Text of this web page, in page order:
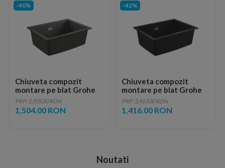
-40%
Chiuveta compozit
montare pe blat Grohe
K700 61x46 cm granit gri
PRP: 2,505.00 RON
1,504.00 RON
-42%
Chiuveta compozit
montare pe blat Grohe
K700 61x46 cm negru
granit
PRP: 2,413.00 RON
1,416.00 RON
Noutati